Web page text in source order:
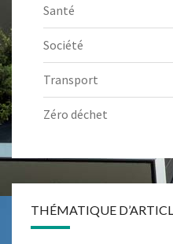
Santé
Société
Transport
Zéro déchet
THÉMATIQUE